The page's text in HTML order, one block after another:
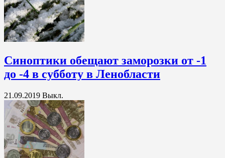
Синоптики обещают заморозки от -1
до -4 в субботу в Ленобласти
21.09.2019 Выкл.